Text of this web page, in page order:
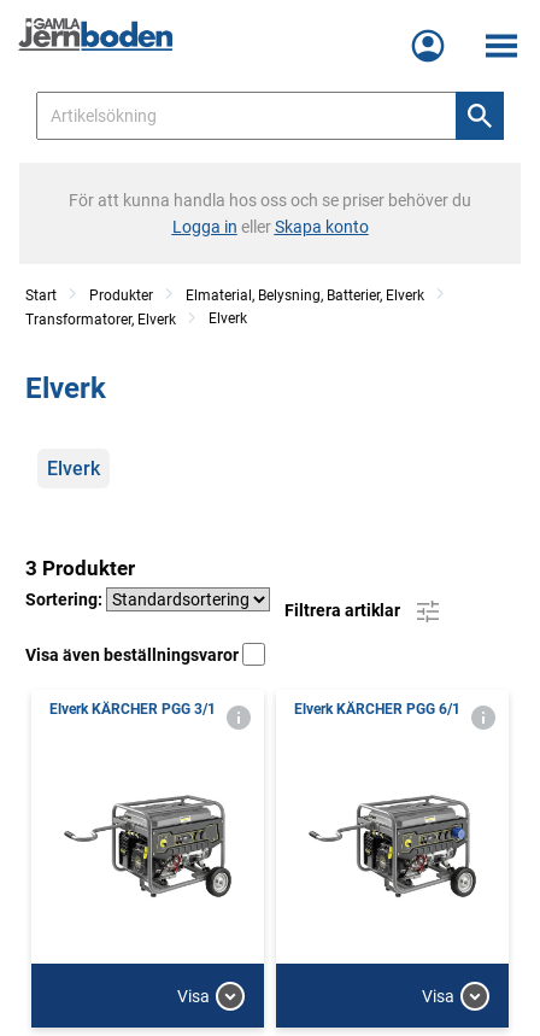
Meny
För att kunna handla hos oss och se priser behöver du
Logga in ellerSkapa konto
Start Produkter
Elmaterial, Belysning, Batterier, Elverk
Transformatorer, Elverk
Elverk
Elverk
Kategorier
Elverk
3 Produkter
Sortering:
Filtrera artiklar
Visa även beställningsvaror
Elverk KÄRCHER PGG 3/1
Visa
Elverk KÄRCHER PGG 6/1
Visa